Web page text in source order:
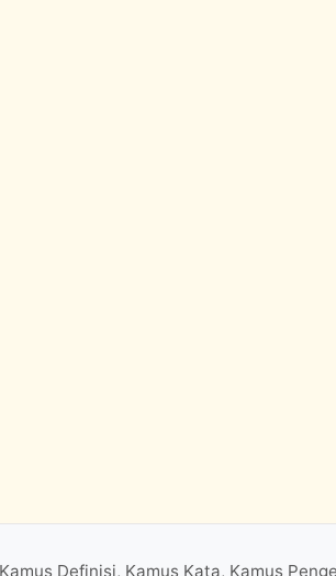
Definisi, Kamus Kata, Kamus